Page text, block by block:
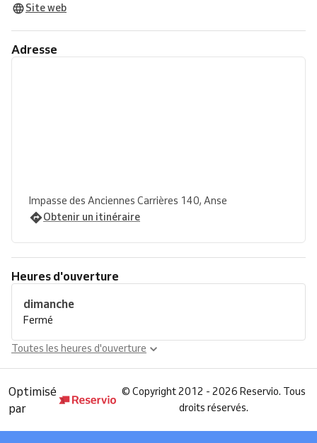
Site web
Adresse
Impasse des Anciennes Carrières 140, Anse
Obtenir un itinéraire
Heures d'ouverture
dimanche
Fermé
Toutes les heures d'ouverture
Optimisé
par
© Copyright 2012 - 2026 Reservio. Tous
droits réservés.